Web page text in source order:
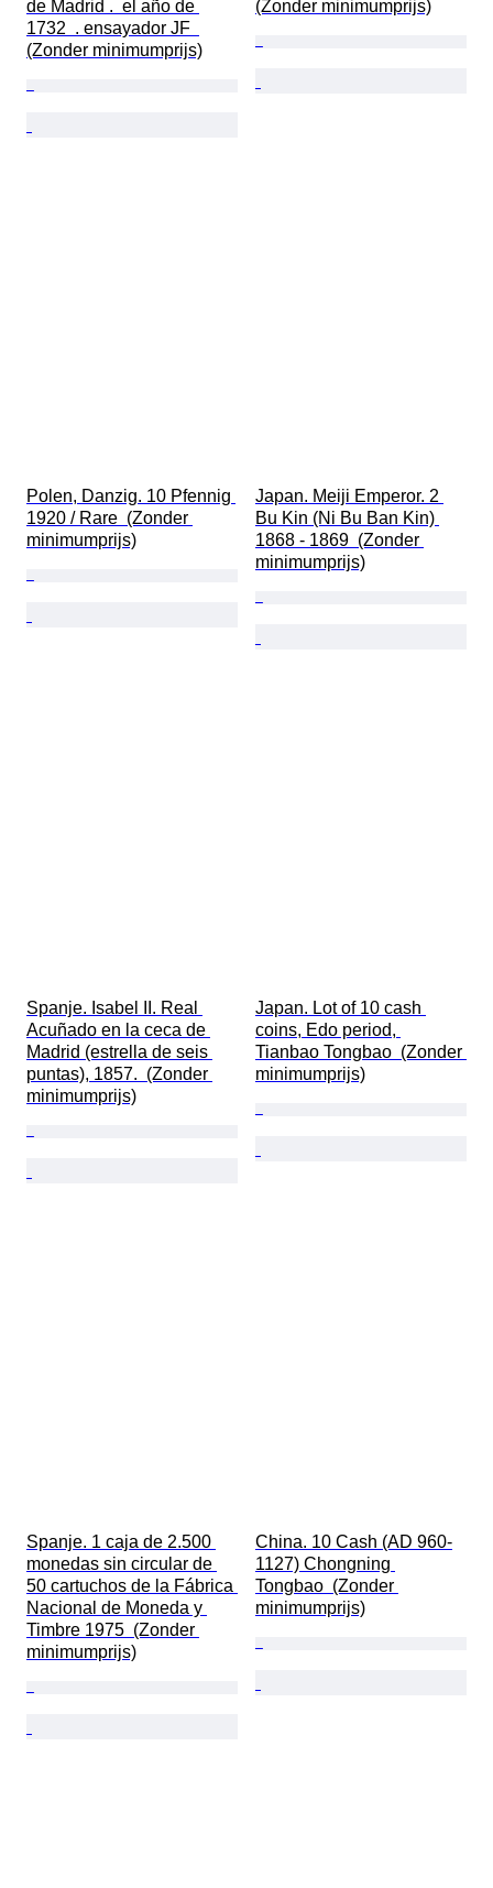
de Madrid .  el año de
1732  . ensayador JF
(Zonder minimumprijs)
(Zonder minimumprijs)
Polen, Danzig. 10 Pfennig
1920 / Rare  (Zonder
minimumprijs)
Japan. Meiji Emperor. 2
Bu Kin (Ni Bu Ban Kin)
1868 - 1869  (Zonder
minimumprijs)
Spanje. Isabel II. Real
Acuñado en la ceca de
Madrid (estrella de seis
puntas), 1857.  (Zonder
minimumprijs)
Japan. Lot of 10 cash
coins, Edo period,
Tianbao Tongbao  (Zonder
minimumprijs)
Spanje. 1 caja de 2.500
monedas sin circular de
50 cartuchos de la Fábrica
Nacional de Moneda y
Timbre 1975  (Zonder
minimumprijs)
China. 10 Cash (AD 960-
1127) Chongning
Tongbao  (Zonder
minimumprijs)